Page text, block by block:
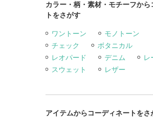
カラー・柄・素材・モチーフから
トをさがす
ワントーン
モノトーン
チェック
ボタニカル
レオパード
デニム
レ
スウェット
レザー
アイテムからコーディネートをさ